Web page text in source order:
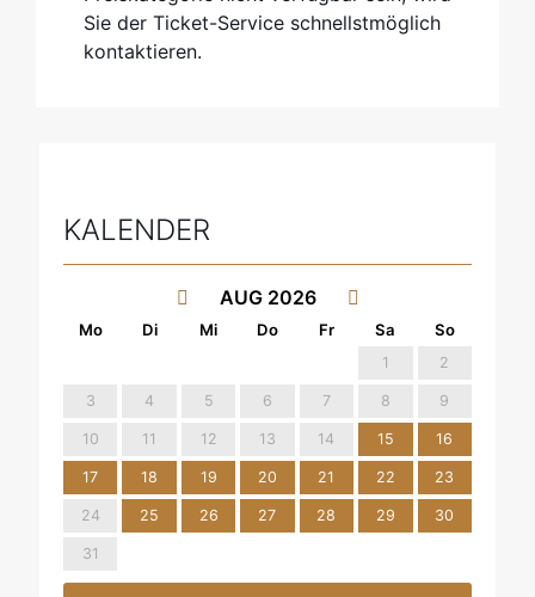
© Anna Maggy (Ólafur Arnalds)
Sie der Ticket-Service schnellstmöglich
kontaktieren.
KALENDER
AUG 2026
1 2
3 4 5 6 7 8 9
10 11 12 13 14 15 16
17 18 19 20 21 22 23
24 25 26 27 28 29 30
31